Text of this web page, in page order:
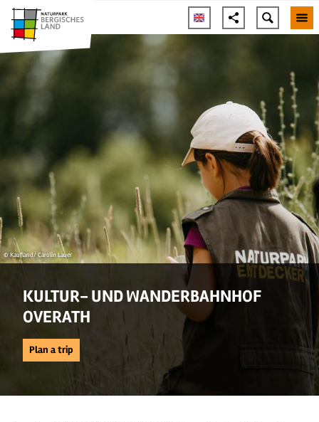
© Kaufland/ Carolin Lauer
KULTUR- UND WANDERBAHNHOF
OVERATH
Plan a trip